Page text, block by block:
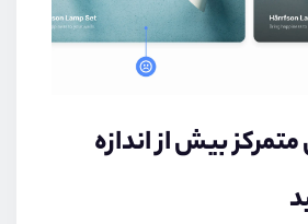
بیش از اندازه